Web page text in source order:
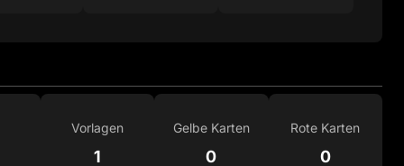
Vorlagen
1
Gelbe Karten
0
Rote Karten
0